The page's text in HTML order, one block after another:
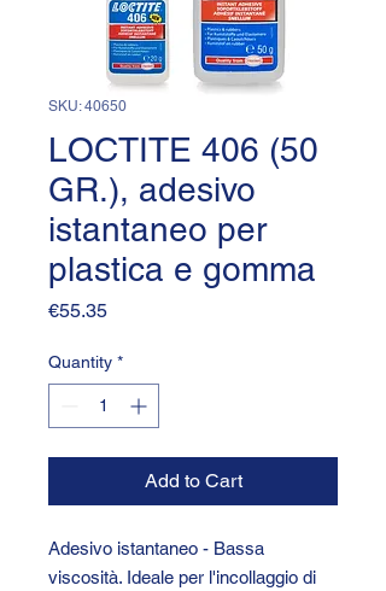
SKU: 40650
LOCTITE 406 (50
GR.), adesivo
istantaneo per
plastica e gomma
€55.35Price
Quantity *
Add to Cart
Adesivo istantaneo - Bassa
viscosità. Ideale per l'incollaggio di